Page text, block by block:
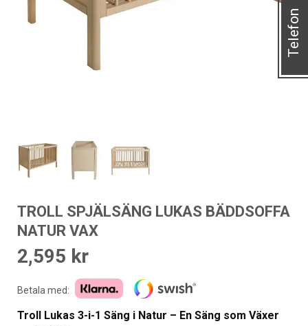
TROLL SPJÄLSÄNG LUKAS BÄDDSOFFA
NATUR VAX
2,595 kr
Betala med:
Troll Lukas 3-i-1 Säng i Natur – En Säng som Växer
Telefon